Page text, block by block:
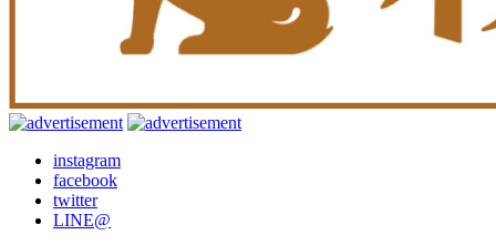
instagram
facebook
twitter
LINE@